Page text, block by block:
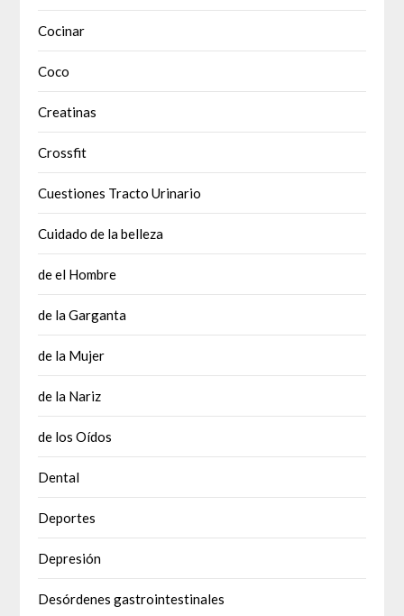
Cocinar
Coco
Creatinas
Crossfit
Cuestiones Tracto Urinario
Cuidado de la belleza
de el Hombre
de la Garganta
de la Mujer
de la Nariz
de los Oídos
Dental
Deportes
Depresión
Desórdenes gastrointestinales